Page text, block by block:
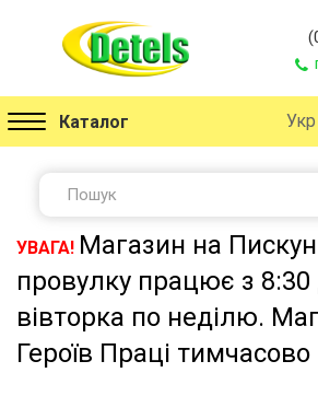
Каталог Укр
УВАГА! Магазин на
провулку працює з 8:30
вівторка по неділю.
Героїв Праці